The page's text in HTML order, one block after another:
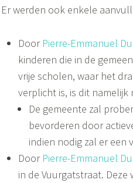
Er werden ook enkele
Door Pierre-Emmanuel
kinderen die in de
vrije scholen, waar het
verplicht is, is dit
De gemeente zal
bevorderen door
indien nodig zal er een
Door Pierre-Emmanuel
in de Vuurgatstraat.